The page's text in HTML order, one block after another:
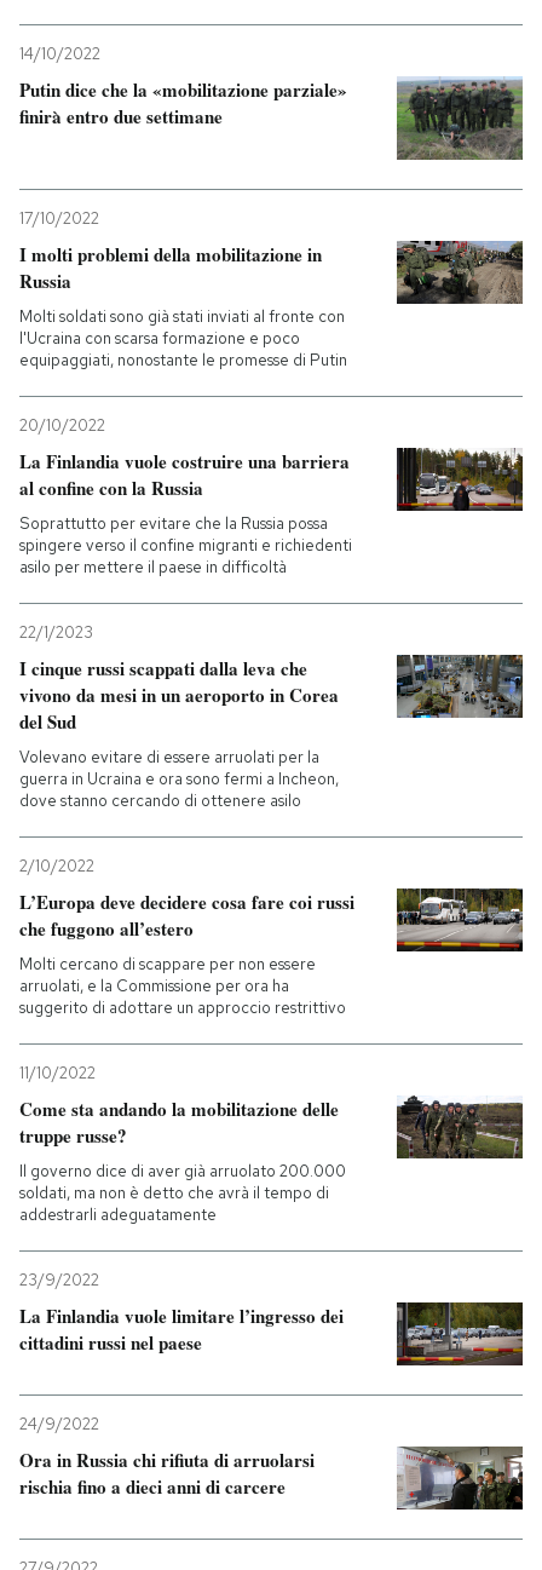
14/10/2022
Putin dice che la «mobilitazione parziale»
finirà entro due settimane
17/10/2022
I molti problemi della mobilitazione in
Russia
Molti soldati sono già stati inviati al fronte con
l'Ucraina con scarsa formazione e poco
equipaggiati, nonostante le promesse di Putin
20/10/2022
La Finlandia vuole costruire una barriera
al confine con la Russia
Soprattutto per evitare che la Russia possa
spingere verso il confine migranti e richiedenti
asilo per mettere il paese in difficoltà
22/1/2023
I cinque russi scappati dalla leva che
vivono da mesi in un aeroporto in Corea
del Sud
Volevano evitare di essere arruolati per la
guerra in Ucraina e ora sono fermi a Incheon,
dove stanno cercando di ottenere asilo
2/10/2022
L’Europa deve decidere cosa fare coi russi
che fuggono all’estero
Molti cercano di scappare per non essere
arruolati, e la Commissione per ora ha
suggerito di adottare un approccio restrittivo
11/10/2022
Come sta andando la mobilitazione delle
truppe russe?
Il governo dice di aver già arruolato 200.000
soldati, ma non è detto che avrà il tempo di
addestrarli adeguatamente
23/9/2022
La Finlandia vuole limitare l’ingresso dei
cittadini russi nel paese
24/9/2022
Ora in Russia chi rifiuta di arruolarsi
rischia fino a dieci anni di carcere